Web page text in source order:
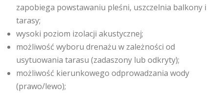
zapobiega powstawaniu pleśni, uszczelnia balkony i
tarasy;
wysoki poziom izolacji akustycznej;
możliwość wyboru drenażu w zależności od
usytuowania tarasu (zadaszony lub odkryty);
możliwość kierunkowego odprowadzania wody
(prawo/lewo);